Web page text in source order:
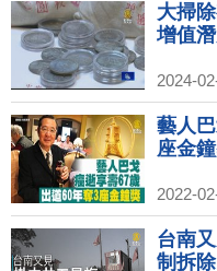
大掃
增值
2024-
藝人
座金
2022-
台南
制拆